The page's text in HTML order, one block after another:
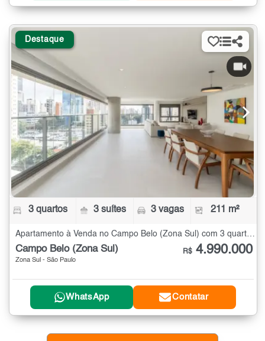
Destaque
3 quartos 3 suítes 3 vagas 211 m²
Apartamento à Venda no Campo Belo (Zona Sul) com 3 quartos - 211 m²
Campo Belo (Zona Sul)
Zona Sul - São Paulo
R$ 4.990.000
WhatsApp Contatar